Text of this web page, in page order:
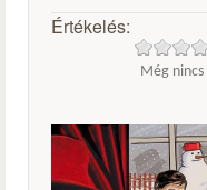
Értékelés:
Még